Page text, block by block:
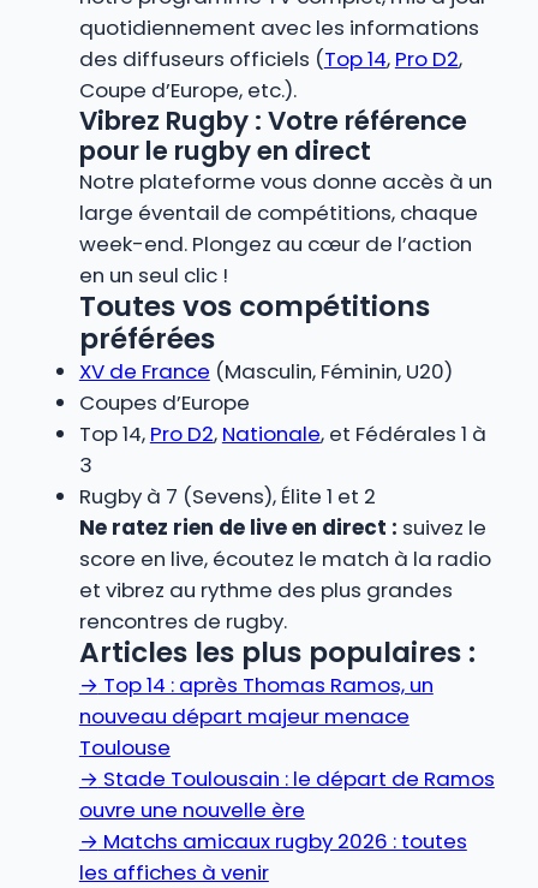
quotidiennement avec les informations
des diffuseurs officiels (Top 14, Pro D2,
Coupe d’Europe, etc.).
Vibrez Rugby : Votre référence
pour le rugby en direct
Notre plateforme vous donne accès à un
large éventail de compétitions, chaque
week-end. Plongez au cœur de l’action
en un seul clic !
Toutes vos compétitions
préférées
XV de France (Masculin, Féminin, U20)
Coupes d’Europe
Top 14, Pro D2, Nationale, et Fédérales 1 à
3
Rugby à 7 (Sevens), Élite 1 et 2
Ne ratez rien de live en direct : suivez le
score en live, écoutez le match à la radio
et vibrez au rythme des plus grandes
rencontres de rugby.
Articles les plus populaires :
→ Top 14 : après Thomas Ramos, un
nouveau départ majeur menace
Toulouse
→ Stade Toulousain : le départ de Ramos
ouvre une nouvelle ère
→ Matchs amicaux rugby 2026 : toutes
les affiches à venir